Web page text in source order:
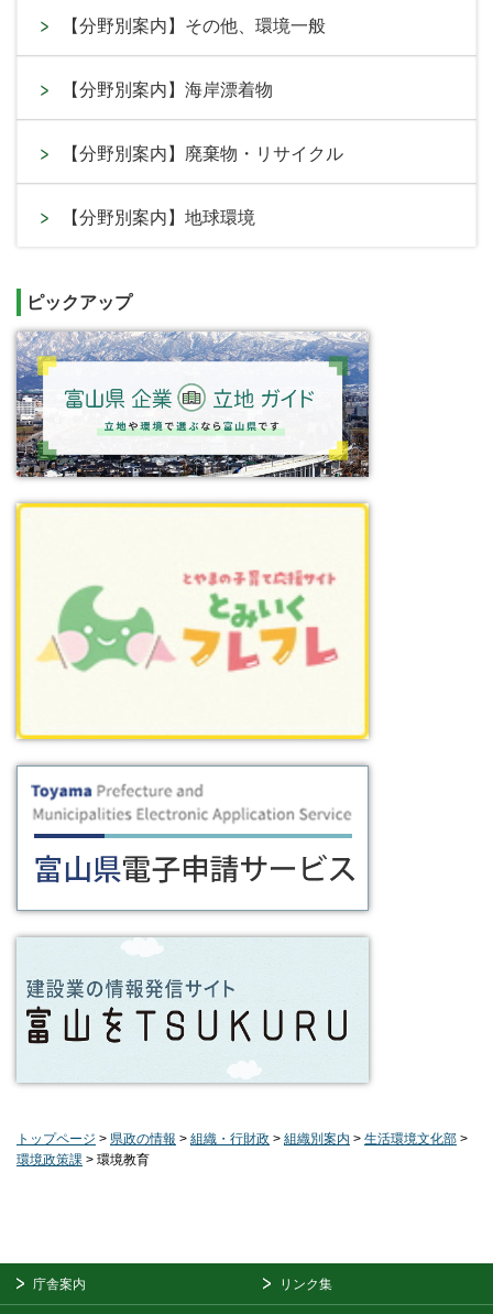
【分野別案内】その他、環境一般
【分野別案内】海岸漂着物
【分野別案内】廃棄物・リサイクル
【分野別案内】地球環境
ピックアップ
トップページ > 県政の情報 > 組織・行財政 > 組織別案内 > 生活環境文化部 >
環境政策課 > 環境教育
庁舎案内 リンク集